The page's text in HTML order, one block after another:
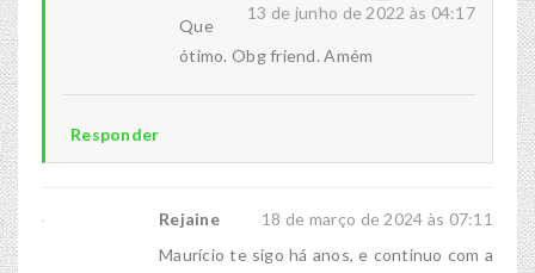
13 de junho de 2022 às 04:17
Que
ótimo. Obg friend. Amém
Responder
Rejaine
18 de março de 2024 às 07:11
Maurício te sigo há anos, e continuo com a